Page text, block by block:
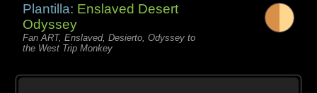
Plantilla: Enslaved Desert
Odyssey
Fan ART, Enslaved, Desierto, Odyssey to
the West Trip Monkey